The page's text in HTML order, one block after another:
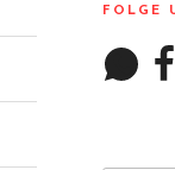
FOLGE
WhatsApp